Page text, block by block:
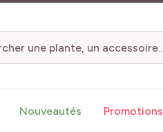
Nouveautés Promotions